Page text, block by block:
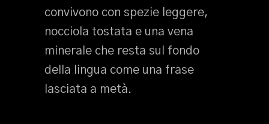
convivono con spezie leggere,
nocciola tostata e una vena
minerale che resta sul fondo
della lingua come una frase
lasciata a metà.